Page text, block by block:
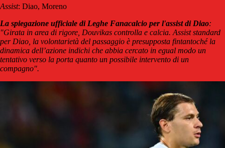
Assist: Diao, Moreno
La spiegazione ufficiale di Leghe Fanacalcio per l'assist di Diao:
"Girata in area di rigore, Douvikas controlla e calcia. Assist standard
per Diao, la volontarietà del passaggio è presupposta fintantoché la
dinamica dell’azione indichi che abbia cercato in egual modo un
tentativo verso la porta quanto un possibile intervento di un
compagno".